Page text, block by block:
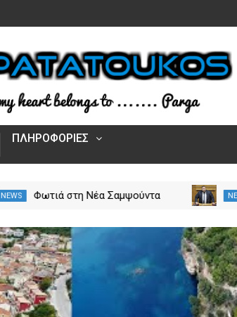
ΠΛΗΡΟΦΟΡΙΕΣ
οι
NEWS
Φωτιά στη Νέα Σαμψούντα
Πρέβεζας – Στην κατάσβεση